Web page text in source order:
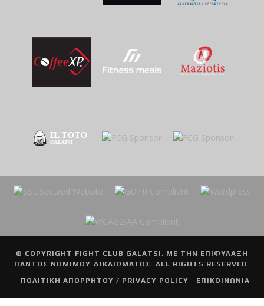
© COPYRIGHT FIGHT CLUB GALATSI
. ΜΕ ΤΗΝ ΕΠΙΦΥΛΑΞΗ
ΠΑΝΤΟΣ ΝΟΜΙΜΟΥ ΔΙΚΑΙΩΜΑΤΟΣ. ALL RIGHTS RESERVED.
ΠΟΛΙΤΙΚΗ ΑΠΟΡΡΗΤΟΥ / PRIVACY POLICY
ΕΠΙΚΟΙΝΩΝΙΑ